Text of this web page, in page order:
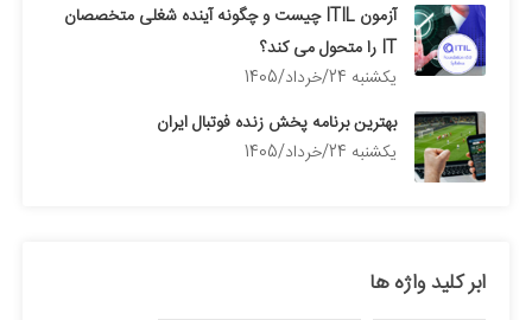
آزمون ITIL چیست و چگونه آینده شغلی متخصصان
IT را متحول می کند؟
يكشنبه 24/خرداد/1405
بهترین برنامه پخش زنده فوتبال ایران
يكشنبه 24/خرداد/1405
ابر کلید واژه ها